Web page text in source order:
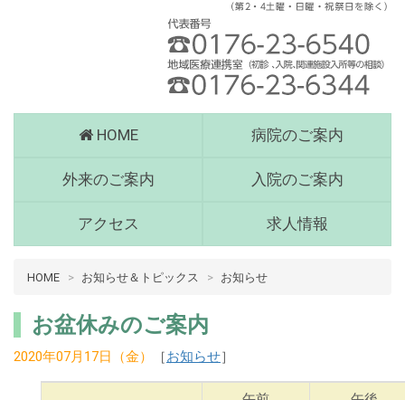
県
和
市)
メ
ニ
HOME 病院のご案内
外来のご案内 入院のご案内
アクセス 求人情報
病
介
護
十
HOME お知らせ＆トピックス お知らせ
お盆休みのご案内
2020年07月17日（金） ［お知らせ］